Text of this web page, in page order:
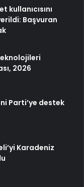
Başvuran
2026
Parti’ye destek
Karadeniz